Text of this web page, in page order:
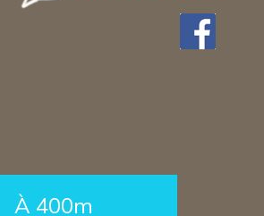
À 400m